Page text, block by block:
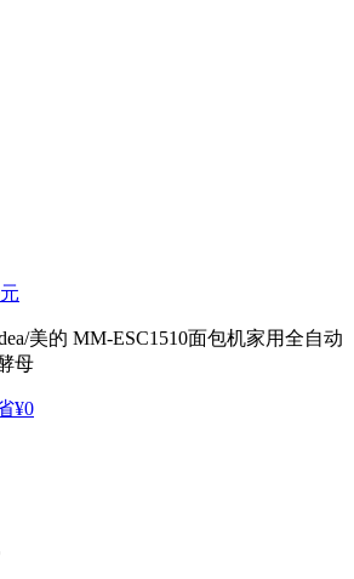
元
美的 MM-ESC1510面包机家用全自动
母
¥0